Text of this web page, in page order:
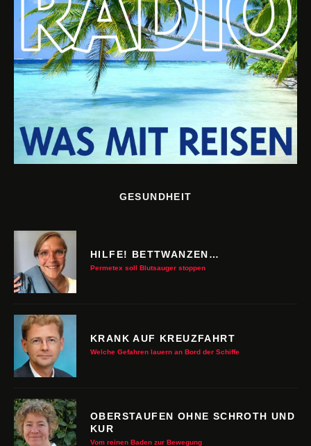
GESUNDHEIT
HILFE! BETTWANZEN…
Permetex soll Blutsauger stoppen
KRANK AUF KREUZFAHRT
Welche Gefahren lauern an Bord der Schiffe
OBERSTAUFEN OHNE SCHROTH UND
KUR
Vom reinen Baden zur Bewegung